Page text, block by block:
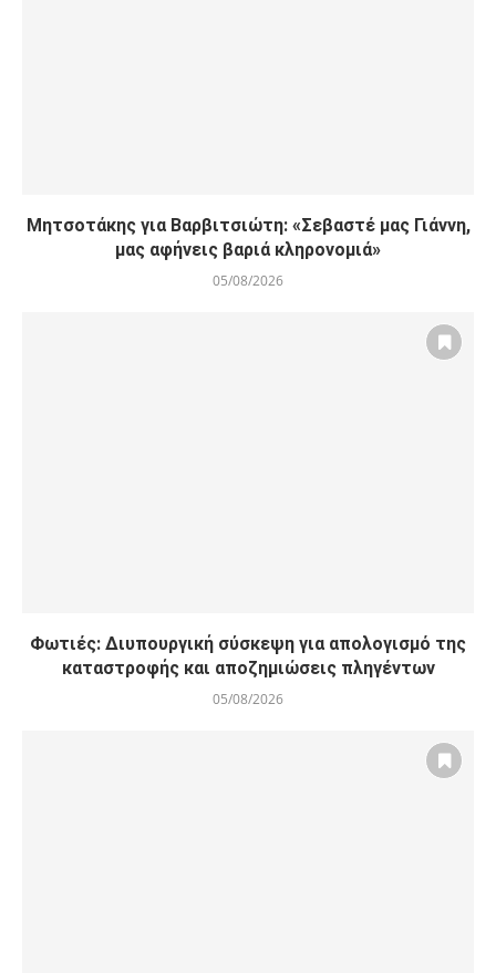
Μητσοτάκης για Βαρβιτσιώτη: «Σεβαστέ μας Γιάννη,
μας αφήνεις βαριά κληρονομιά»
05/08/2026
Φωτιές: Διυπουργική σύσκεψη για απολογισμό της
καταστροφής και αποζημιώσεις πληγέντων
05/08/2026